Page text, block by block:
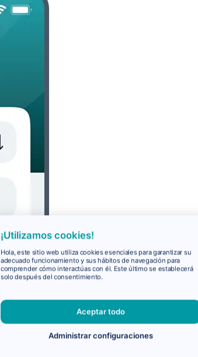
¡Utilizamos cookies!
Hola, este sitio web utiliza cookies esenciales para garantizar su
adecuado funcionamiento y sus hábitos de navegación para
comprender cómo interactúas con él. Este último se establecerá
solo después del consentimiento.
Aceptar todo
Administrar configuraciones